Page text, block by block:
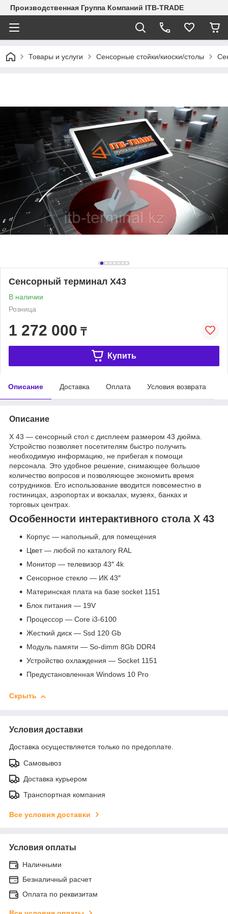
Производственная Группа Компаний ITB-TRADE
Товары и услуги Сенсорные стойки/киоски/столы
Сенсорный терминал Х43
В наличии
Розница
1 272 000 ₸
Купить
Описание Доставка Оплата Условия возврата
Описание
Х 43 — сенсорный стол с дисплеем размером 43 дюйма.
Устройство позволяет посетителям быстро получить
необходимую информацию, не прибегая к помощи
персонала. Это удобное решение, снимающее большое
количество вопросов и позволяющее экономить время
сотрудников. Его использование вводится повсеместно в
гостиницах, аэропортах и вокзалах, музеях, банках и
торговых центрах.
Особенности интерактивного стола Х 43
Корпус — напольный, для помещения
Цвет — любой по каталогу RAL
Монитор — телевизор 43″ 4k
Сенсорное стекло — ИК 43″
Материнская плата на базе socket 1151
Блок питания — 19V
Процессор — Core i3-6100
Жесткий диск — Ssd 120 Gb
Модуль памяти — So-dimm 8Gb DDR4
Устройство охлаждения — Socket 1151
Предустановленная Windows 10 Pro
Скрыть
Условия доставки
Доставка осуществляется только по предоплате.
Самовывоз
Доставка курьером
Транспортная компания
Все условия доставки
Условия оплаты
Наличными
Безналичный расчет
Оплата по реквизитам